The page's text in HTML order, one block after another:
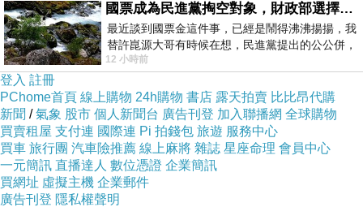
國票成為民進黨掏空對象，財政部選擇性失憶
最近談到國票金這件事，已經是鬧得沸沸揚揚，我
替許崑源大哥有時候在想，民進黨提出的公公併，
其實就是想要國庫通黨庫，鬧出最大的醜
12 小時前
登入 註冊
PChome首頁 線上購物 24h購物 書店 露天拍賣 比比昂代購
新聞 /氣象 股市 個人新聞台 廣告刊登 加入聯播網 全球購物
買賣租屋 支付連 國際連 Pi 拍錢包 旅遊 服務中心
買車 旅行團 汽車險推薦 線上麻將 雜誌 星座命理 會員中心
一元簡訊 直播達人 數位憑證 企業簡訊
買網址 虛擬主機 企業郵件
廣告刊登 隱私權聲明